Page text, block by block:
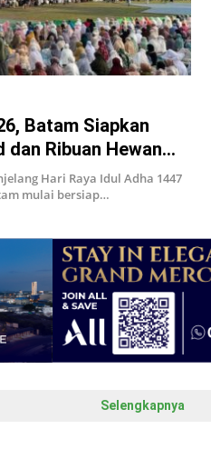
Batam Siapkan
dan Ribuan Hewan
Hari Raya Idul Adha 1447
mulai bersiap…
Selengkapnya